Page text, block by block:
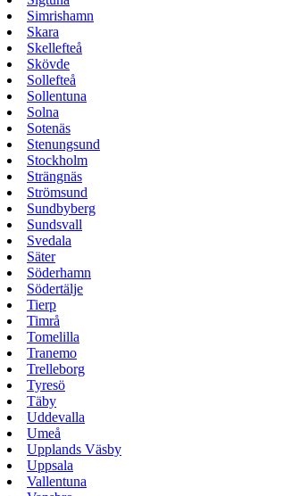
Simrishamn
Skara
Skellefteå
Skövde
Sollefteå
Sollentuna
Solna
Sotenäs
Stenungsund
Stockholm
Strängnäs
Strömsund
Sundbyberg
Sundsvall
Svedala
Säter
Söderhamn
Södertälje
Tierp
Timrå
Tomelilla
Tranemo
Trelleborg
Tyresö
Täby
Uddevalla
Umeå
Upplands Väsby
Uppsala
Vallentuna